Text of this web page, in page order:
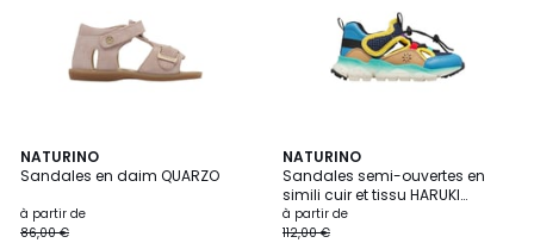
NATURINO
Sandales en daim QUARZO
à partir de
86,00 €
5
Couleurs
NATURINO
Sandales semi-ouvertes en
simili cuir et tissu HARUKI
JUNIOR.
à partir de
112,00 €
2
Couleurs